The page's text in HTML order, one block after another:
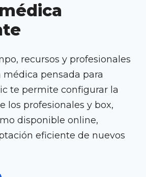
recursos y profesionales
pensada para
te permite configurar la
los profesionales y box,
disponible online,
eficiente de nuevos